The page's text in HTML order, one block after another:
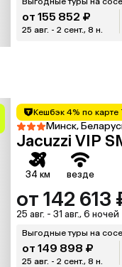
от 155 852 ₽
25 авг. - 2 сент., 8 н.
Кешбэк 4% по карте
Минск,
Jacuzzi VIP
34 км везде
от 142 613
25 авг. - 31 авг., 6 ночей
Выгодные туры на
от 149 898 ₽
25 авг. - 2 сент., 8 н.